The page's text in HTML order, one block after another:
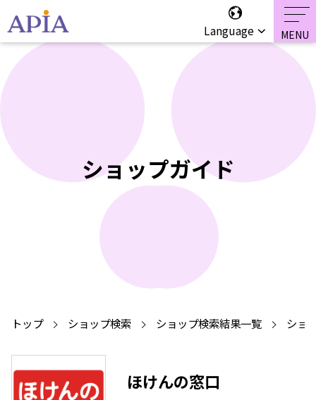
Language
ショップガイド
トップ ショップ検索 ショップ検索結果一覧 ショ
ほけんの窓口